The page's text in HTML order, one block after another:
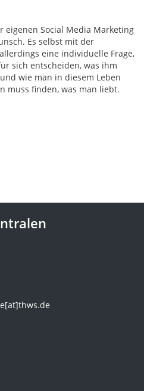
Social Media Marketing
Es selbst mit der
eine individuelle Frage,
sich entscheiden, was ihm
wie man in diesem Leben
muss finden, was man liebt.